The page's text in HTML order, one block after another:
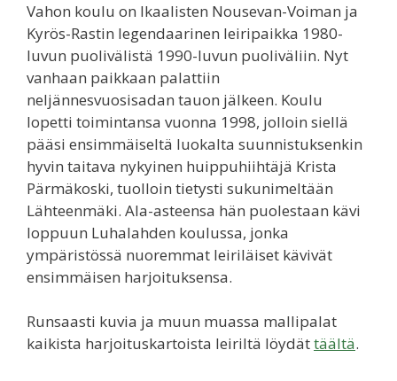
Vahon koulu on Ikaalisten Nousevan-Voiman ja
Kyrös-Rastin legendaarinen leiripaikka 1980-
luvun puolivälistä 1990-luvun puoliväliin. Nyt
vanhaan paikkaan palattiin
neljännesvuosisadan tauon jälkeen. Koulu
lopetti toimintansa vuonna 1998, jolloin siellä
pääsi ensimmäiseltä luokalta suunnistuksenkin
hyvin taitava nykyinen huippuhiihtäjä Krista
Pärmäkoski, tuolloin tietysti sukunimeltään
Lähteenmäki. Ala-asteensa hän puolestaan kävi
loppuun Luhalahden koulussa, jonka
ympäristössä nuoremmat leiriläiset kävivät
ensimmäisen harjoituksensa.
Runsaasti kuvia ja muun muassa mallipalat
kaikista harjoituskartoista leiriltä löydättäältä.